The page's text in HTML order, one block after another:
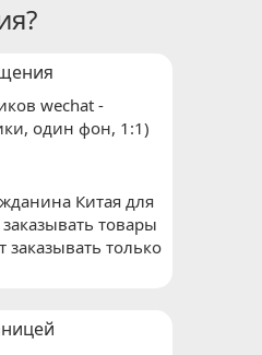
wechat -
один фон, 1:1)
Китая для
товары
заказывать только